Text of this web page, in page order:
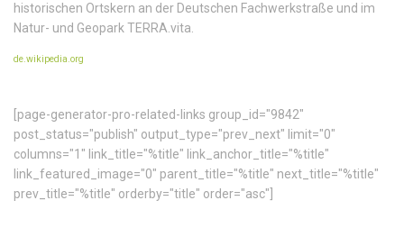
historischen Ortskern an der Deutschen Fachwerkstraße und im
Natur- und Geopark TERRA.vita.
de.wikipedia.org
[page-generator-pro-related-links group_id="9842"
post_status="publish" output_type="prev_next" limit="0"
columns="1" link_title="%title" link_anchor_title="%title"
link_featured_image="0" parent_title="%title" next_title="%title"
prev_title="%title" orderby="title" order="asc"]